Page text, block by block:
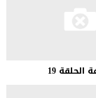
الحلقة 19